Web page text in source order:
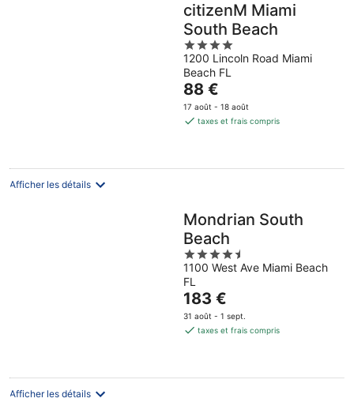
citizenM Miami
South Beach
4
out
of
5
1200 Lincoln Road Miami
Beach FL
Le
prix
est
par
88 €
17 août - 18 août
taxes et frais compris
Afficher les détails
Mondrian South
Beach
4.5
out
of
5
1100 West Ave Miami Beach
FL
Le
prix
est
par
183 €
31 août - 1 sept.
taxes et frais compris
Afficher les détails